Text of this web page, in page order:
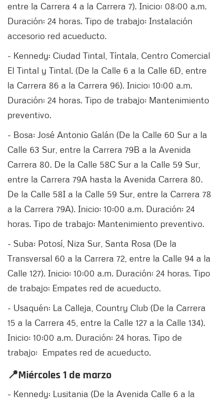
entre la Carrera 4 a la Carrera 7). Inicio: 08:00 a.m.
Duración: 24 horas. Tipo de trabajo: Instalación
accesorio red acueducto.
- Kennedy: Ciudad Tintal, Tíntala, Centro Comercial
El Tintal y Tintal. (De la Calle 6 a la Calle 6D, entre
la Carrera 86 a la Carrera 96). Inicio: 10:00 a.m.
Duración: 24 horas. Tipo de trabajo: Mantenimiento
preventivo.
- Bosa: José Antonio Galán (De la Calle 60 Sur a la
Calle 63 Sur, entre la Carrera 79B a la Avenida
Carrera 80. De la Calle 58C Sur a la Calle 59 Sur,
entre la Carrera 79A hasta la Avenida Carrera 80.
De la Calle 58I a la Calle 59 Sur, entre la Carrera 78
a la Carrera 79A). Inicio: 10:00 a.m. Duración: 24
horas. Tipo de trabajo: Mantenimiento preventivo.
- Suba: Potosí, Niza Sur, Santa Rosa (De la
Transversal 60 a la Carrera 72, entre la Calle 94 a la
Calle 127). Inicio: 10:00 a.m. Duración: 24 horas. Tipo
de trabajo: Empates red de acueducto.
- Usaquén: La Calleja, Country Club (De la Carrera
15 a la Carrera 45, entre la Calle 127 a la Calle 134).
Inicio: 10:00 a.m. Duración: 24 horas. Tipo de
trabajo: Empates red de acueducto.
📍Miércoles 1 de marzo
- Kennedy: Lusitania (De la Avenida Calle 6 a la